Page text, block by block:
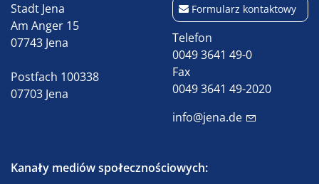
Stadt Jena
Am Anger 15
07743 Jena
Postfach 100338
07703 Jena
Formularz kontaktowy
Telefon
0049 3641 49-0
Fax
0049 3641 49-2020
info@jena.de
Kanały mediów społecznościowych: